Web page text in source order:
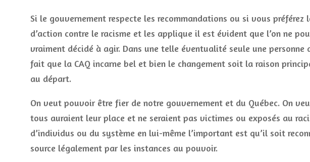
Si le gouvernement respecte les recommandations ou si vous préférez
d’action contre le racisme et les applique il est évident que l’on ne
vraiment décidé à agir. Dans une telle éventualité seule une
fait que la CAQ incarne bel et bien le changement soit la raison
au départ.
On veut pouvoir être fier de notre gouvernement et du Québec. On
tous auraient leur place et ne seraient pas victimes ou exposés au
d’individus ou du système en lui-même l’important est qu’il soit
source légalement par les instances au pouvoir.